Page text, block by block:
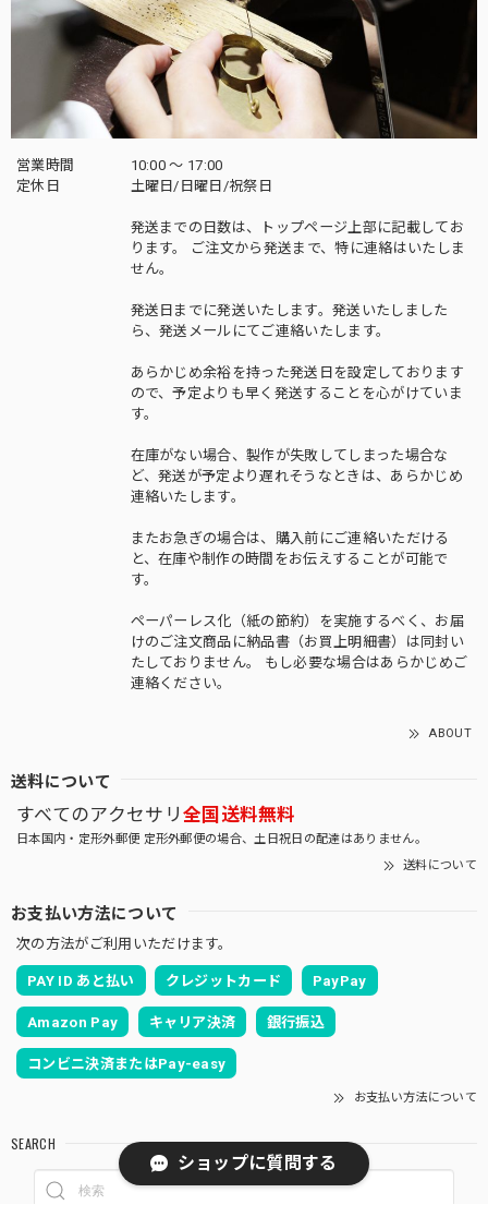
営業時間
10:00 〜 17:00
定休日
土曜日/日曜日/祝祭日
発送までの日数は、トップページ上部に記載してお
ります。 ご注文から発送まで、特に連絡はいたしま
せん。
発送日までに発送いたします。発送いたしました
ら、発送メールにてご連絡いたします。
あらかじめ余裕を持った発送日を設定しております
ので、予定よりも早く発送することを心がけていま
す。
在庫がない場合、製作が失敗してしまった場合な
ど、発送が予定より遅れそうなときは、あらかじめ
連絡いたします。
またお急ぎの場合は、購入前にご連絡いただける
と、在庫や制作の時間をお伝えすることが可能で
す。
ペーパーレス化（紙の節約）を実施するべく、お届
けのご注文商品に納品書（お買上明細書）は同封い
たしておりません。 もし必要な場合はあらかじめご
連絡ください。
ABOUT
送料について
すべてのアクセサリ 全国送料無料
日本国内・定形外郵便 定形外郵便の場合、土日祝日の配達はありません。
送料について
お支払い方法について
次の方法がご利用いただけます。
PAY ID あと払い クレジットカード PayPay
Amazon Pay キャリア決済 銀行振込
コンビニ決済またはPay-easy
お支払い方法について
SEARCH
ショップに質問する